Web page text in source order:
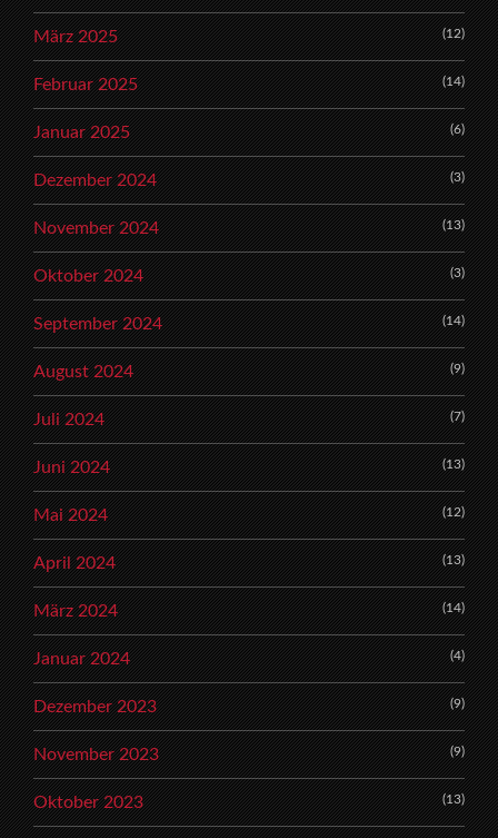
März 2025 (12)
Februar 2025 (14)
Januar 2025 (6)
Dezember 2024 (3)
November 2024 (13)
Oktober 2024 (3)
September 2024 (14)
August 2024 (9)
Juli 2024 (7)
Juni 2024 (13)
Mai 2024 (12)
April 2024 (13)
März 2024 (14)
Januar 2024 (4)
Dezember 2023 (9)
November 2023 (9)
Oktober 2023 (13)